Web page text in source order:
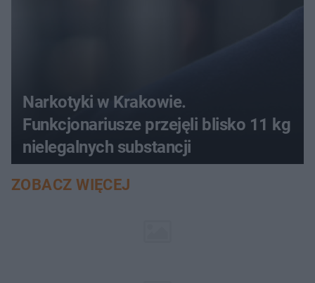
Narkotyki w Krakowie.
Funkcjonariusze przejęli blisko 11 kg
nielegalnych substancji
ZOBACZ WIĘCEJ